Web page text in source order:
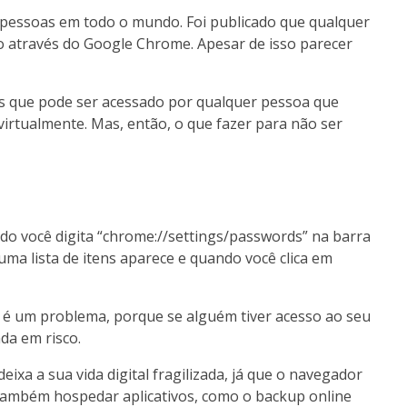
em todo o mundo. Foi publicado que qualquer
do Google Chrome. Apesar de isso parecer
pode ser acessado por qualquer pessoa que
Mas, então, o que fazer para não ser
você digita “chrome://settings/passwords” na barra
lista de itens aparece e quando você clica em
um problema, porque se alguém tiver acesso ao seu
em risco.
a sua vida digital fragilizada, já que o navegador
hospedar aplicativos, como o backup online